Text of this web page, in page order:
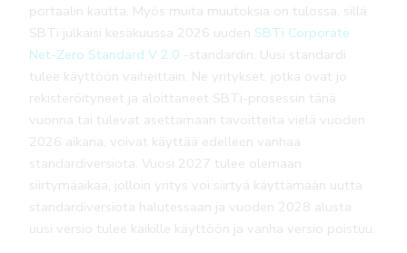
portaalin kautta. Myös muita muutoksia on tulossa, sillä
SBTi julkaisi kesäkuussa 2026 uuden SBTi Corporate
Net-Zero Standard V 2.0 -standardin. Uusi standardi
tulee käyttöön vaiheittain. Ne yritykset, jotka ovat jo
rekisteröityneet ja aloittaneet SBTi-prosessin tänä
vuonna tai tulevat asettamaan tavoitteita vielä vuoden
2026 aikana, voivat käyttää edelleen vanhaa
standardiversiota. Vuosi 2027 tulee olemaan
siirtymäaikaa, jolloin yritys voi siirtyä käyttämään uutta
standardiversiota halutessaan ja vuoden 2028 alusta
uusi versio tulee kaikille käyttöön ja vanha versio poistuu.